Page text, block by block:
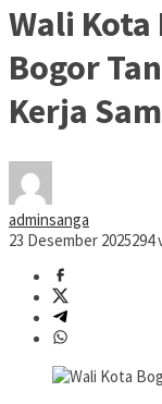
Wali Kota
Bogor
Kerja
adminsanga
23 Desember 2025294